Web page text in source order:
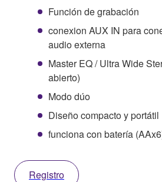
Función de grabación
conexion AUX IN para
audio externa
Master EQ / Ultra Wide
abierto)
Modo dúo
Diseño compacto y portátil
funciona con batería
Registro